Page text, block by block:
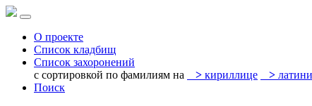
О проекте
Список кладбищ
Список захоронений
с сортировкой по фамилиям на
> кириллице >
Поиск